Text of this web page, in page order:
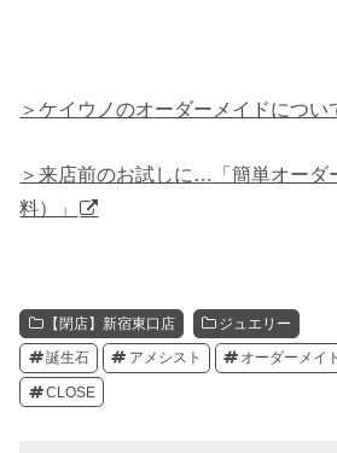
＞ケイウノのオーダーメイドについ
＞来店前のお試しに…「簡単オーダ
料）」
【閉店】新宿東口店 ジュエリー
誕生石 アメシスト オーダーメイ
CLOSE